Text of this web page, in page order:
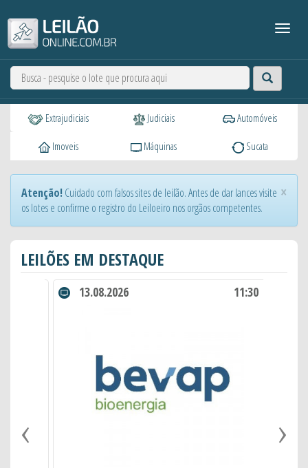
Extrajudiciais Judiciais Automóveis
Imoveis Máquinas Sucata
×
Atenção! Cuidado com falsos sites de leilão. Antes de dar lances visite
os lotes e confirme o registro do Leiloeiro nos orgãos competentes.
LEILÕES EM DESTAQUE
‹
CASE,
13.08.2026 11:30
›